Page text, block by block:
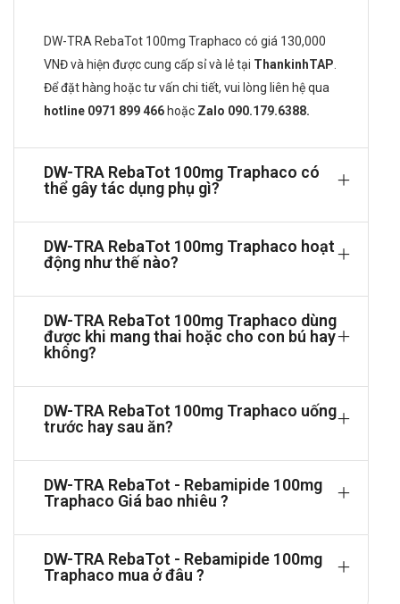
người bệnh loét dạ dày, điều trị các vết thương niêm
mạc dạ dày như: chảy máu, phù nề,...khi bị viêm dạ dày
cấp hay đợt cấp của viêm dạ dày mạn và làm chậm
tiến triển bệnh viêm teo dạ dày.
Không dùng cho người mẫn cảm với bất cứ thành phần
Cách dùng và liều dùng của DW-TRA
RebaTot 100mg Traphaco
Được dùng để dùng để uống
Liều dùng:
Uống 1 viên DW-TRA RebaTot mỗi lần, ngày 3 lần.
Tương tác
hydroxide hoặc magie hydroxide có thể làm giảm sự hấp
thụ của Rebamipide, từ đó làm giảm hiệu quả điều trị của
DW-TRA RebaTot.
DW-TRA RebaTot có thể làm tăng nguy cơ chảy máu, đặc
biệt ở những bệnh nhân đang dùng thuốc chống đông máu
DW-TRA RebaTot 100mg Traphaco có giá 130,000
VNĐ và hiện được cung cấp sỉ và lẻ tại ThankinhTAP
Để đặt hàng hoặc tư vấn chi tiết, vui lòng liên hệ qua
hotline 0971 899 466 hoặc Zalo 090.179.6388.
DW-TRA RebaTot 100mg Traphaco có
thể gây tác dụng phụ gì?
DW-TRA RebaTot 100mg Traphaco hoạt
động như thế nào?
DW-TRA RebaTot 100mg Traphaco dùng
được khi mang thai hoặc cho con bú hay
không?
DW-TRA RebaTot 100mg Traphaco uống
trước hay sau ăn?
DW-TRA RebaTot - Rebamipide 100mg
Traphaco Giá bao nhiêu ?
DW-TRA RebaTot - Rebamipide 100mg
Traphaco mua ở đâu ?